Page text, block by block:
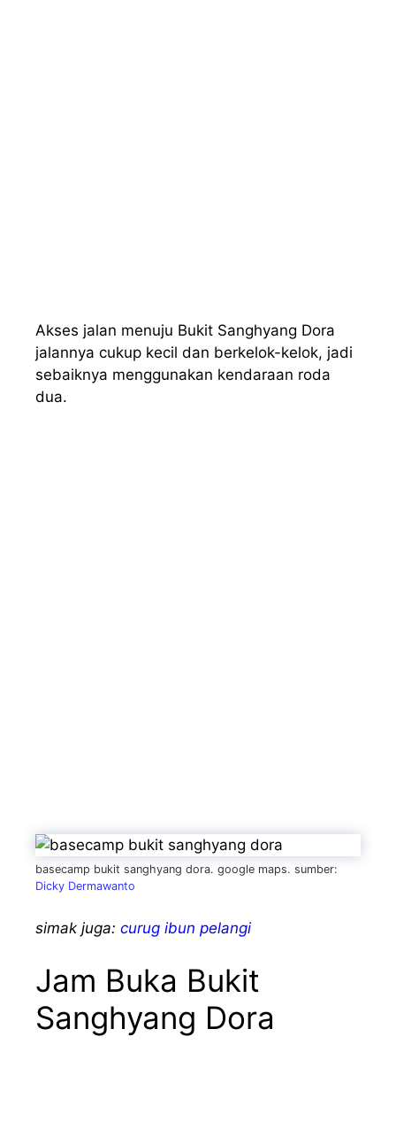
Akses jalan menuju Bukit Sanghyang Dora
jalannya cukup kecil dan berkelok-kelok, jadi
sebaiknya menggunakan kendaraan roda
dua.
basecamp bukit sanghyang dora. google maps. sumber:
Dicky Dermawanto
simak juga: curug ibun pelangi
Jam Buka Bukit
Sanghyang Dora